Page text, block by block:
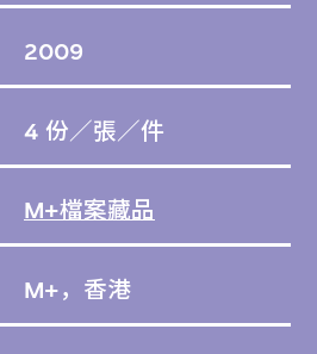
2009
4 份／張／件
M+檔案藏品
M+，香港